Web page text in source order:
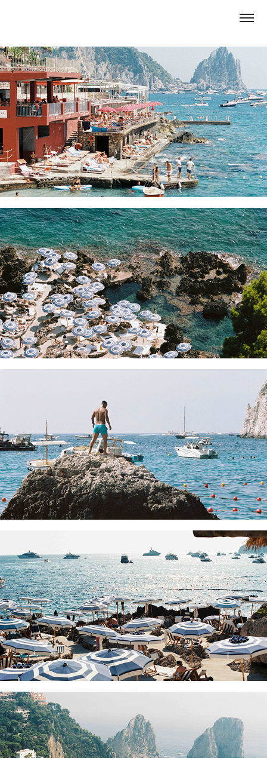
MARINA PICCOLA SEASIDE
LA FONTELINA
ON THE ROCKS
CAPRI SUNDOWNER